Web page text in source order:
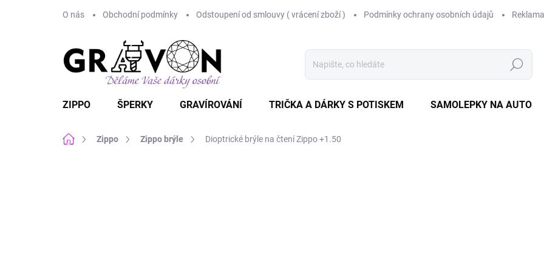
O nás Obchodní podmínky Odstoupení od smlouvy ( vrácení zboží ) Podmínky ochrany osobních údajů
Hledat
ZIPPO ŠPERKY GRAVÍROVÁNÍ TRIČKA A DÁRKY S POTISKEM SAMOLEPKY NA AUTO
Domů Zippo Zippo brýle Dioptrické brýle na čtení Zippo +1.50